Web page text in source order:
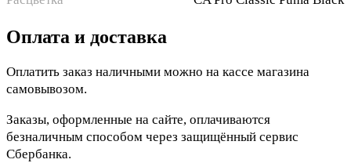
Оплата и доставка
Оплатить заказ наличными можно на кассе магазина
самовывозом.
Заказы, оформленные на сайте, оплачиваются
безналичным способом через защищённый сервис
Сбербанка.